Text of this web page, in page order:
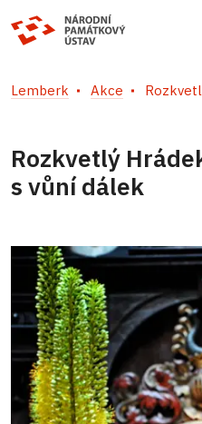
Lemberk Akce
Rozkvetlý
s vůní dálek